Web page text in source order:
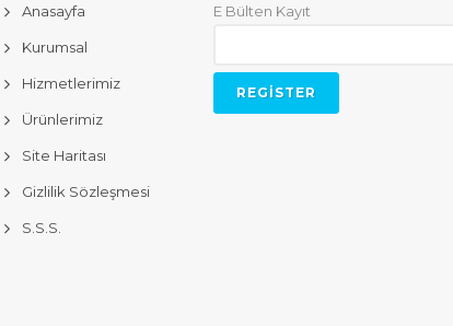
Anasayfa
Kurumsal
Hizmetlerimiz
Ürünlerimiz
Site Haritası
Gizlilik Sözleşmesi
S.S.S.
E Bülten Kayıt